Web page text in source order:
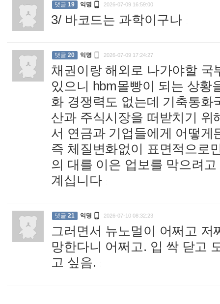
댓글 19 익명  2026-07-09 16:59:00
3/ 바코드는 과학이구나
댓글 20 익명  2026-07-09 17:24:27
채권이랑 해외로 나가야할
있으니 hbm몰빵이 되는 상황
화 경쟁력도 없는데 기축통화
산과 주식시장을 떠받치기
서 연금과 기업들에게 어떻게
즉 체질변화없이 표면적으로
의 대를 이은 업보를 막으려
계십니다
댓글 21 익명  2026-07-10 08:32:23
그러면서 뉴노멀이 어쩌고 저
망한다니 어쩌고. 입 싹 닫고
고 싶음.